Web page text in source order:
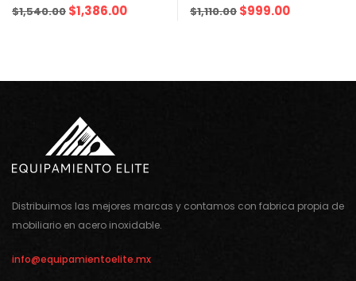
$1,540.00 $1,386.00 $1,110.00 $999.00
Distribuimos las mejores marcas y contamos con fabrica propia de
mobiliario en acero inoxidable.
info@equipamientoelite.mx